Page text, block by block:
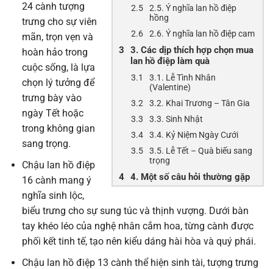
2.5. Ý nghĩa lan hồ điệp
hồng
2.6. Ý nghĩa lan hồ điệp cam
3. Các dịp thích hợp chọn mua
lan hồ điệp làm quà
3.1. Lễ Tình Nhân
(Valentine)
3.2. Khai Trương – Tân Gia
3.3. Sinh Nhật
3.4. Kỷ Niệm Ngày Cưới
3.5. Lễ Tết – Quà biếu sang
trọng
4. Một số câu hỏi thường gặp
24 cành tượng
trưng cho sự viên
mãn, trọn vẹn và
hoàn hảo trong
cuộc sống, là lựa
chọn lý tưởng để
trưng bày vào
ngày Tết hoặc
trong không gian
sang trọng.
Chậu lan hồ điệp
16 cành mang ý
nghĩa sinh lộc,
biểu trưng cho sự sung túc và thịnh vượng. Dưới bàn
tay khéo léo của nghệ nhân cắm hoa, từng cành được
phối kết tinh tế, tạo nên kiểu dáng hài hòa và quý phái.
Chậu lan hồ điệp 13 cành thể hiện sinh tài, tượng trưng